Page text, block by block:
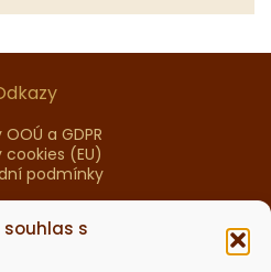
s
a GDPR
cookies (EU)
podmínky